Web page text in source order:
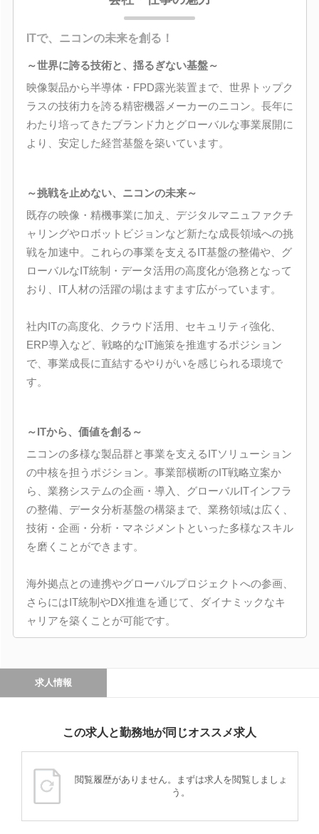
ITで、ニコンの未来を創る！
～世界に誇る技術と、揺るぎない基盤～
映像製品から半導体・FPD露光装置まで、世界トップク
ラスの技術力を誇る精密機器メーカーのニコン。長年に
わたり培ってきたブランド力とグローバルな事業展開に
より、安定した経営基盤を築いています。
～挑戦を止めない、ニコンの未来～
既存の映像・精機事業に加え、デジタルマニュファクチ
ャリングやロボットビジョンなど新たな成長領域への挑
戦を加速中。これらの事業を支えるIT基盤の整備や、グ
ローバルなIT統制・データ活用の高度化が急務となって
おり、IT人材の活躍の場はますます広がっています。
社内ITの高度化、クラウド活用、セキュリティ強化、
ERP導入など、戦略的なIT施策を推進するポジション
で、事業成長に直結するやりがいを感じられる環境で
す。
～ITから、価値を創る～
ニコンの多様な製品群と事業を支えるITソリューション
の中核を担うポジション。事業部横断のIT戦略立案か
ら、業務システムの企画・導入、グローバルITインフラ
の整備、データ分析基盤の構築まで、業務領域は広く、
技術・企画・分析・マネジメントといった多様なスキル
を磨くことができます。
海外拠点との連携やグローバルプロジェクトへの参画、
さらにはIT統制やDX推進を通じて、ダイナミックなキ
ャリアを築くことが可能です。
求人情報
この求人と勤務地が同じオススメ求人
閲覧履歴がありません。まずは求人を閲覧しましょ
う。